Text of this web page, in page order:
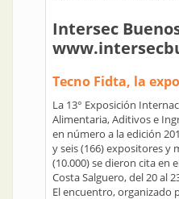
Intersec
Tecno Fidta, la
La 13° Exposición
Alimentaria, Aditivos e
en número a la edición
y seis (166) expositores y
(10.000) se dieron cita en
Costa Salguero, del 20 al
El encuentro, organizado